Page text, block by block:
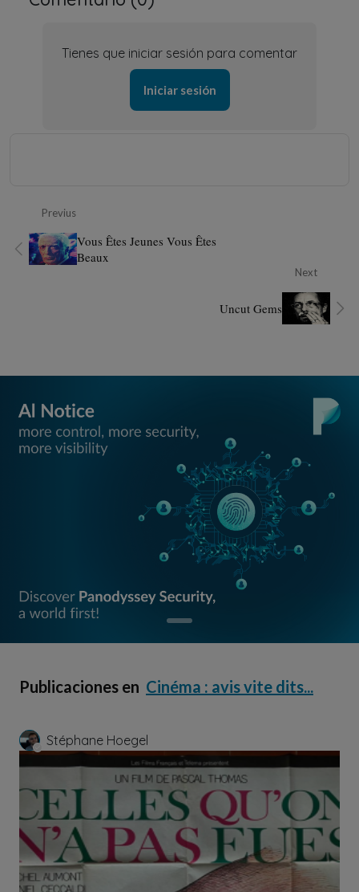
Tienes que iniciar sesión para comentar
Iniciar sesión
Previus
Vous Êtes Jeunes Vous Êtes
Beaux
Next
Uncut Gems
Publicaciones en Cinéma : avis vite dits...
Stéphane Hoegel